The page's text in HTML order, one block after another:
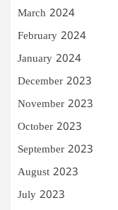
March 2024
February 2024
January 2024
December 2023
November 2023
October 2023
September 2023
August 2023
July 2023